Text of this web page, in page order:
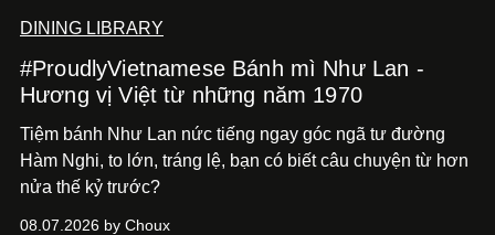
DINING LIBRARY
#ProudlyVietnamese Bánh mì Như Lan -
Hương vị Việt từ những năm 1970
Tiệm bánh Như Lan nức tiếng ngay góc ngã tư đường
Hàm Nghi, to lớn, tráng lệ, bạn có biết câu chuyện từ hơn
nửa thế kỷ trước?
08.07.2026 by Choux